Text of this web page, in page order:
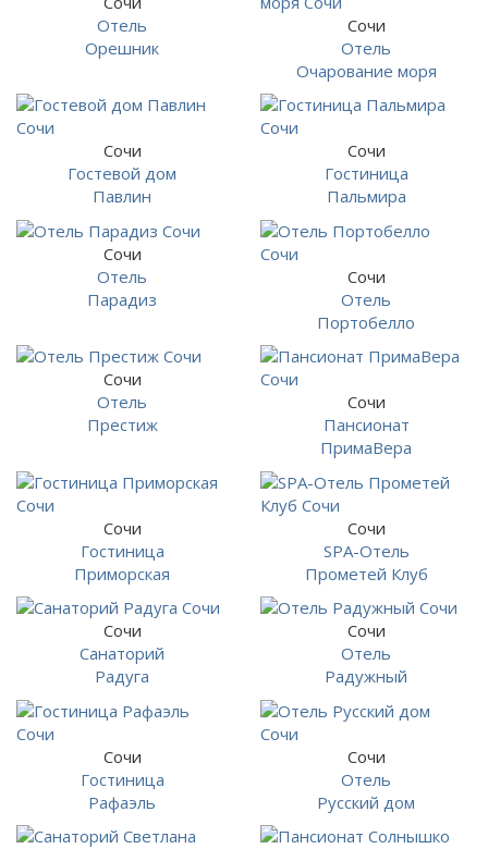
Отель
Орешник
Сочи
Отель
Очарование моря
Сочи
Гостевой дом
Павлин
Сочи
Гостиница
Пальмира
Сочи
Отель
Парадиз
Сочи
Отель
Портобелло
Сочи
Отель
Престиж
Сочи
Пансионат
ПримаВера
Сочи
Гостиница
Приморская
Сочи
SPA-Отель
Прометей Клуб
Сочи
Санаторий
Радуга
Сочи
Отель
Радужный
Сочи
Гостиница
Рафаэль
Сочи
Отель
Русский дом